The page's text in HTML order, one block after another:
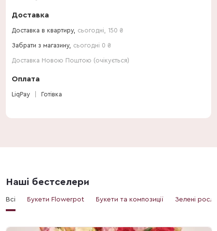
Доставка
Доставка в квартиру, сьогодні 150 ₴
Забрати з магазину, сьогодні 0 ₴
Доставка Новою Поштою (очікується)
Оплата
LiqPay Готівка
Наші бестселери
Всі Букети Flowerpot Букети та композиції Зелені